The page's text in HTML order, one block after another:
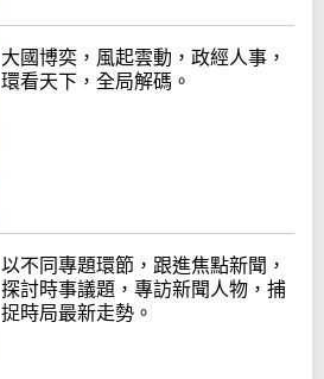
大國博奕，風起雲動，政經人事，
環看天下，全局解碼。
以不同專題環節，跟進焦點新聞，
探討時事議題，專訪新聞人物，捕
捉時局最新走勢。